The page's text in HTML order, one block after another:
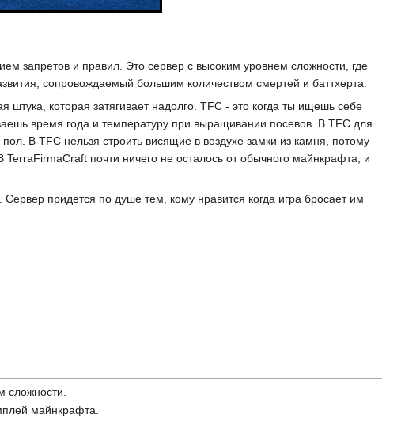
запретов и правил. Это сервер с высоким уровнем сложности, где
сопровождаемый большим количеством смертей и баттхерта.
которая затягивает надолго. TFC - это когда ты ищешь себе
время года и температуру при выращивании посевов. В TFC для
В TFC нельзя строить висящие в воздухе замки из камня, потому
почти ничего не осталось от обычного майнкрафта, и
придется по душе тем, кому нравится когда игра бросает им
сложности.
майнкрафта.